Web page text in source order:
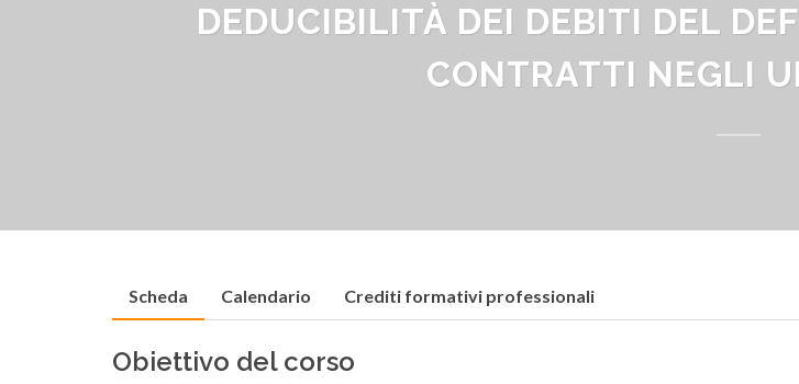
DEDUCIBILITÀ DEI DEBITI DEL
CONTRATTI NEGLI
Scheda Calendario Crediti formativi professionali
Obiettivo del corso